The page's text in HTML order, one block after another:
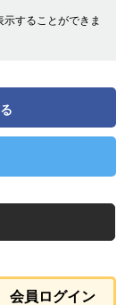
することができま
会員ログイン